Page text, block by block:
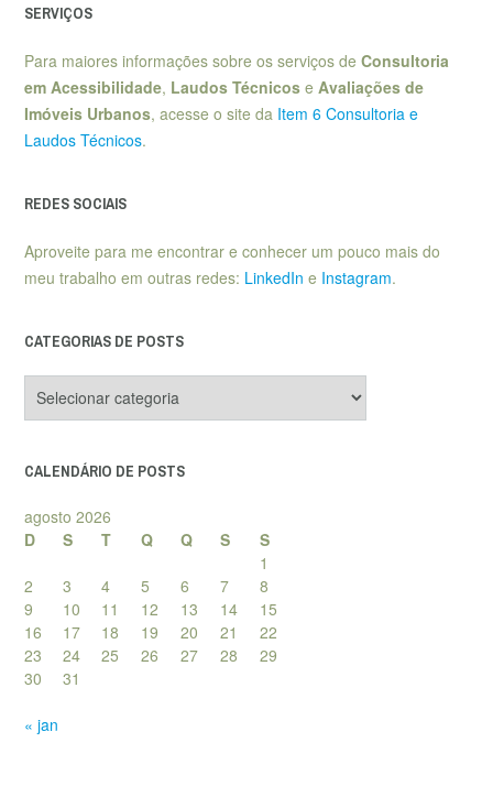
SERVIÇOS
Para maiores informações sobre os serviços de Consultoria
em Acessibilidade, Laudos Técnicos e Avaliações de
Imóveis Urbanos, acesse o site da Item 6 Consultoria e
Laudos Técnicos.
REDES SOCIAIS
Aproveite para me encontrar e conhecer um pouco mais do
meu trabalho em outras redes: LinkedIn e Instagram.
CATEGORIAS DE POSTS
de
CALENDÁRIO DE POSTS
agosto 2026
D
S T Q Q S
S
1
2
3 4 5 6 7
8
9
10 11 12 13 14
15
16
17 18 19 20 21
22
23
24 25 26 27 28
29
30
31
« jan